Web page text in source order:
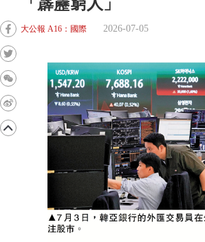
「霹靂窮人」
大公報 A16：國際 2026-07-05